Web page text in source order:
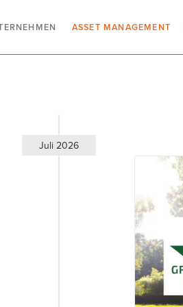
ASSET MANAGEMENT
Juli 2026